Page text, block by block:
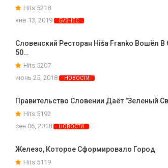
Hits:5218
янв 13, 2019
БИЗНЕС
Словенский Ресторан Hiša Franko Вошёл В
50…
Hits:5207
июнь 25, 2018
НОВОСТИ
Правительство Словении Даёт "зеленый
Hits:5192
сен 06, 2018
НОВОСТИ
Железо, Которое Сформировало Город
Hits:5119